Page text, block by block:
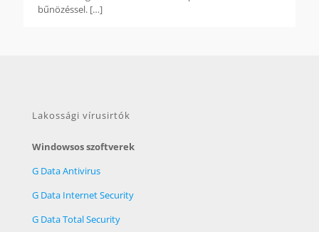
bűnözéssel. […]
Lakossági vírusirtók
Windowsos szoftverek
G Data Antivirus
G Data Internet Security
G Data Total Security